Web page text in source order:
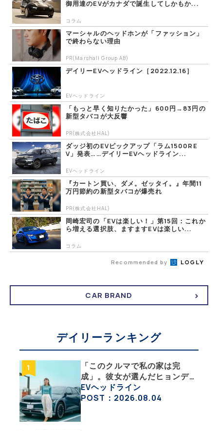
御用達のEVがカナダで誕生してしかもか...
コラム
マーシャルのヘッドホンが「ファッション」
で終わらない理由
PR(Marshall Group AB)
デイリーEVヘッドライン［2022.12.16］
EVヘッドライン
「もっと早く知りたかった」600円→83円の
新型タバコが大反響
PR(株式会社HAL)
ダッジ初のEVピックアップ「ラム1500RE
V」発表……デイリーEVヘッドライン...
EVヘッドライン
『カートン買い、ダメ。ゼッタイ。』年間11
万円節約の新型タバコが爆売れ
PR(株式会社HAL)
岡崎宏司の「EVは楽しい！」第15回：これか
ら増える選択肢、ますますEVは楽しい...
コラム
Recommended by
CAR BRAND
デイリーランキング
「このクルマで私の家は完
成」。彼女が選んだヒョンデ
「IONIQ 5」の「エネルギーハ
ック」な生活【ななみんEVレ
EVヘッドライン
POST：2026.08.04